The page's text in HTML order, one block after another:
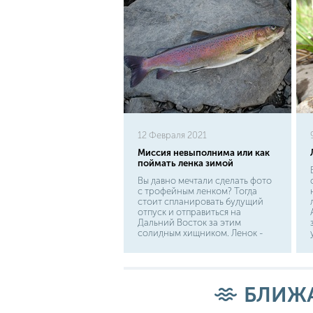
12 Февраля 2021
Миссия невыполнима или как
поймать ленка зимой
Вы давно мечтали сделать фото
с трофейным ленком? Тогда
стоит спланировать будущий
отпуск и отправиться на
Дальний Восток за этим
солидным хищником. Ленок -
плохой воды. Это в разы
Сибири и на Дальнем Востоке.
Как поймать ленка зимой? Ведь